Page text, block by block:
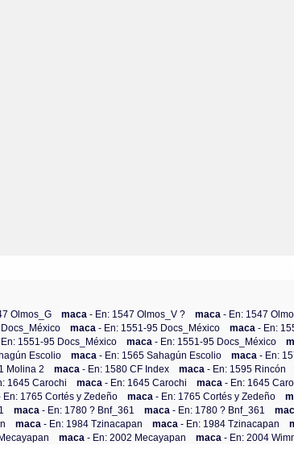
Olmos_G maca- En: 1547 Olmos_V ? maca- En: 1547
maca- En: 1551-95 Docs_México maca- En:
En: 1551-95 Docs_México maca- En: 1551-95 Docs_México
Escolio maca- En: 1565 Sahagún Escolio maca- En:
Molina 2 maca- En: 1580 CF Index maca- En: 1595 Rincón
1645 Carochi maca- En: 1645 Carochi maca- En: 1645
En: 1765 Cortés y Zedeño maca- En: 1765 Cortés y Zedeño
maca- En: 1780 ? Bnf_361 maca- En: 1780 ? Bnf_361
maca- En: 1984 Tzinacapan maca- En: 1984 Tzinacapan
maca- En: 2002 Mecayapan maca- En: 2004